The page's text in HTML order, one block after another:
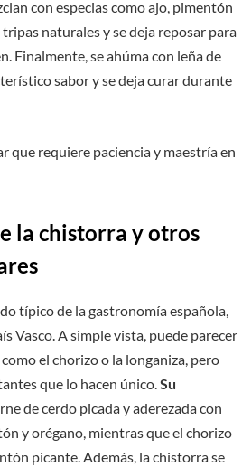
con especias como ajo, pimentón
tripas naturales y se deja reposar para
Finalmente, se ahúma con leña de
sabor y se deja curar durante
que requiere paciencia y maestría en
la chistorra y otros
típico de la gastronomía española,
Vasco. A simple vista, puede parecer
el chorizo o la longaniza, pero
que lo hacen único.Su
de cerdo picada y aderezada con
y orégano, mientras que el chorizo
picante. Además, la chistorra se